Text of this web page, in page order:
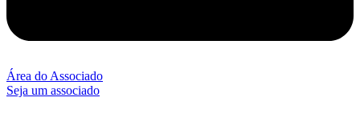
Área do Associado
Seja um associado